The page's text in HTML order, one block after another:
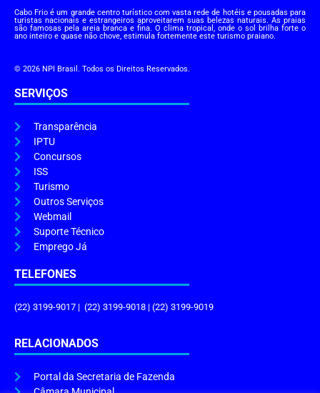
Cabo Frio é um grande centro turístico com vasta rede de hotéis e pousadas para
turistas nacionais e estrangeiros aproveitarem suas belezas naturais. As praias
são famosas pela areia branca e fina. O clima tropical, onde o sol brilha forte o
ano inteiro e quase não chove, estimula fortemente este turismo praiano.
© 2026 NPI Brasil. Todos os Direitos Reservados.
SERVIÇOS
Transparência
IPTU
Concursos
ISS
Turismo
Outros Serviços
Webmail
Suporte Técnico
Emprego Já
TELEFONES
(22) 3199-9017 | (22) 3199-9018 | (22) 3199-9019
RELACIONADOS
Portal da Secretaria de Fazenda